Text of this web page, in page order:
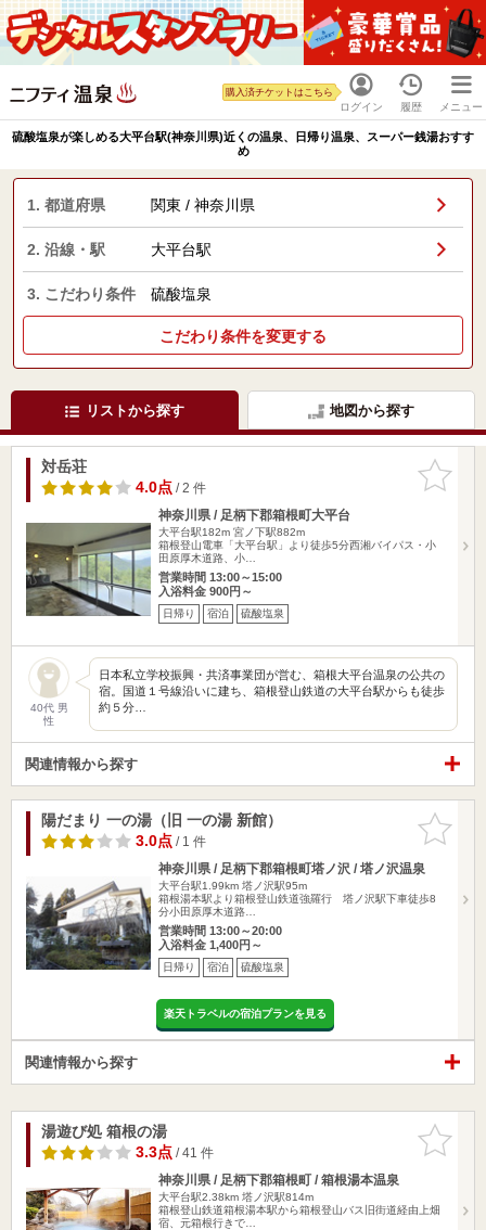
ログイン
購入済チケットはこちら
履歴 メニュー
硫酸塩泉が楽しめる大平台駅(神奈川県)近くの温泉、日帰り温泉、スーパー銭湯おすす
め
1. 都道府県 関東 / 神奈川県
2. 沿線・駅 大平台駅
3. こだわり条件 硫酸塩泉
こだわり条件を変更する
リストから探す 地図から探す
お気に入
りに追加
対岳荘
4.0点/ 2 件
神奈川県 / 足柄下郡箱根町大平台
大平台駅182m 宮ノ下駅882m
箱根登山電車「大平台駅」より徒歩5分西湘バイパス・小
田原厚木道路、小…
営業時間 13:00～15:00
入浴料金 900円～
日帰り 宿泊 硫酸塩泉
40代 男
性
日本私立学校振興・共済事業団が営む、箱根大平台温泉の公共の
宿。国道１号線沿いに建ち、箱根登山鉄道の大平台駅からも徒歩
約５分…
関連情報から探す
お気に入
りに追加
陽だまり 一の湯（旧 一の湯 新館）
3.0点/ 1 件
神奈川県 / 足柄下郡箱根町塔ノ沢 / 塔ノ沢温泉
大平台駅1.99km 塔ノ沢駅95m
箱根湯本駅より箱根登山鉄道強羅行 塔ノ沢駅下車徒歩8
分小田原厚木道路…
営業時間 13:00～20:00
入浴料金 1,400円～
日帰り 宿泊 硫酸塩泉
楽天トラベルの宿泊プランを見る
関連情報から探す
お気に入
りに追加
湯遊び処 箱根の湯
3.3点/ 41 件
神奈川県 / 足柄下郡箱根町 / 箱根湯本温泉
大平台駅2.38km 塔ノ沢駅814m
箱根登山鉄道箱根湯本駅から箱根登山バス旧街道経由上畑
宿、元箱根行きで…